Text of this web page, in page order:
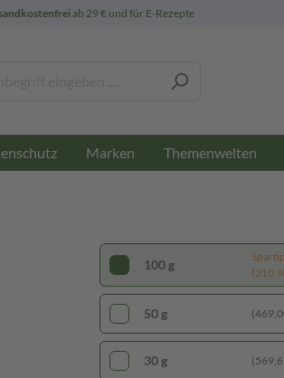
ab 29 € und für E-Rezepte
Marken Themenwelten
100 g
50 g
30 g